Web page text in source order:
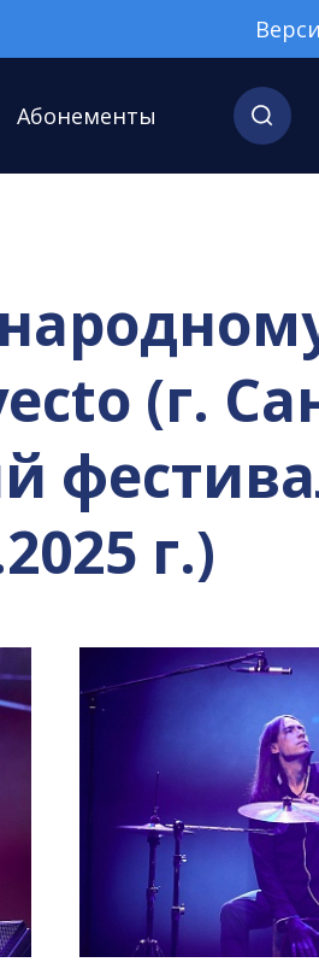
Абонементы
(г.
г.)